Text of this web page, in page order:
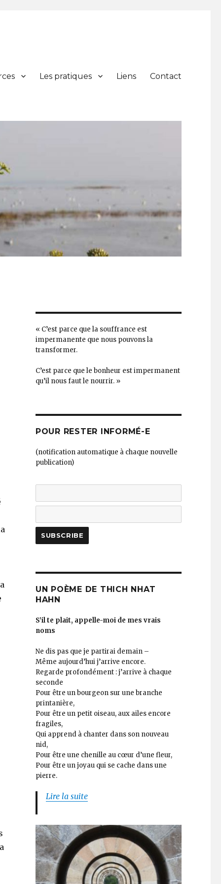
Les pratiques Liens Contact
« C’est parce que la souffrance est
impermanente que nous pouvons la
transformer.
C’est parce que le bonheur est impermanent
qu’il nous faut le nourrir. »
POUR RESTER INFORMÉ-E
(notification automatique à chaque nouvelle
publication)
UN POÈME DE THICH NHAT
HAHN
S’il te plait, appelle-moi de mes vrais
noms
Ne dis pas que je partirai demain –
Même aujourd’hui j’arrive encore.
Regarde profondément : j’arrive à chaque
seconde
Pour être un bourgeon sur une branche
printanière,
Pour être un petit oiseau, aux ailes encore
fragiles,
Qui apprend à chanter dans son nouveau
nid,
Pour être une chenille au cœur d’une fleur,
Pour être un joyau qui se cache dans une
pierre.
Lire la suite